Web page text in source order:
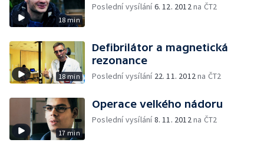
18 min
Poslední vysílání6. 12. 2012na ČT2
18 min
Defibrilátor a magnetická
rezonance
Poslední vysílání 22. 11. 2012na ČT2
17 min
Operace velkého nádoru
Poslední vysílání8. 11. 2012na ČT2